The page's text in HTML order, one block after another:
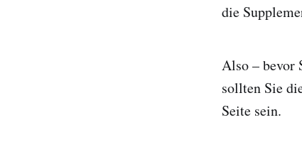
die
Also – bevor
sollten Sie
Seite sein.